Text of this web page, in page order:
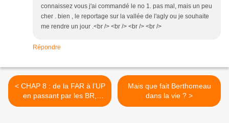
connaissez vous j'ai commandé le no 1. pas mal, mais un peu
cher . bien , le reportage sur la vallée de l'agly ou je souhaite
me rendre un jour .<br /> <br /> <br /> <br />
Répondre
< CHAP 8 : de la FAR à l’UP
en passant par les BR,
comme il n’y aura aucun
Mais que fait Berthomeau
dans la vie ? >